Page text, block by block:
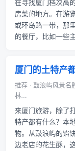
在寻找厦门档次高
房菜的地方。在游
或环岛路一带，那
的餐厅，比如一些
厦门的土特产
推荐 · 鼓浪屿风景
林...
来厦门旅游，除了
特产都有什么？本
物。从鼓浪屿的馅
边老店的花生酥，